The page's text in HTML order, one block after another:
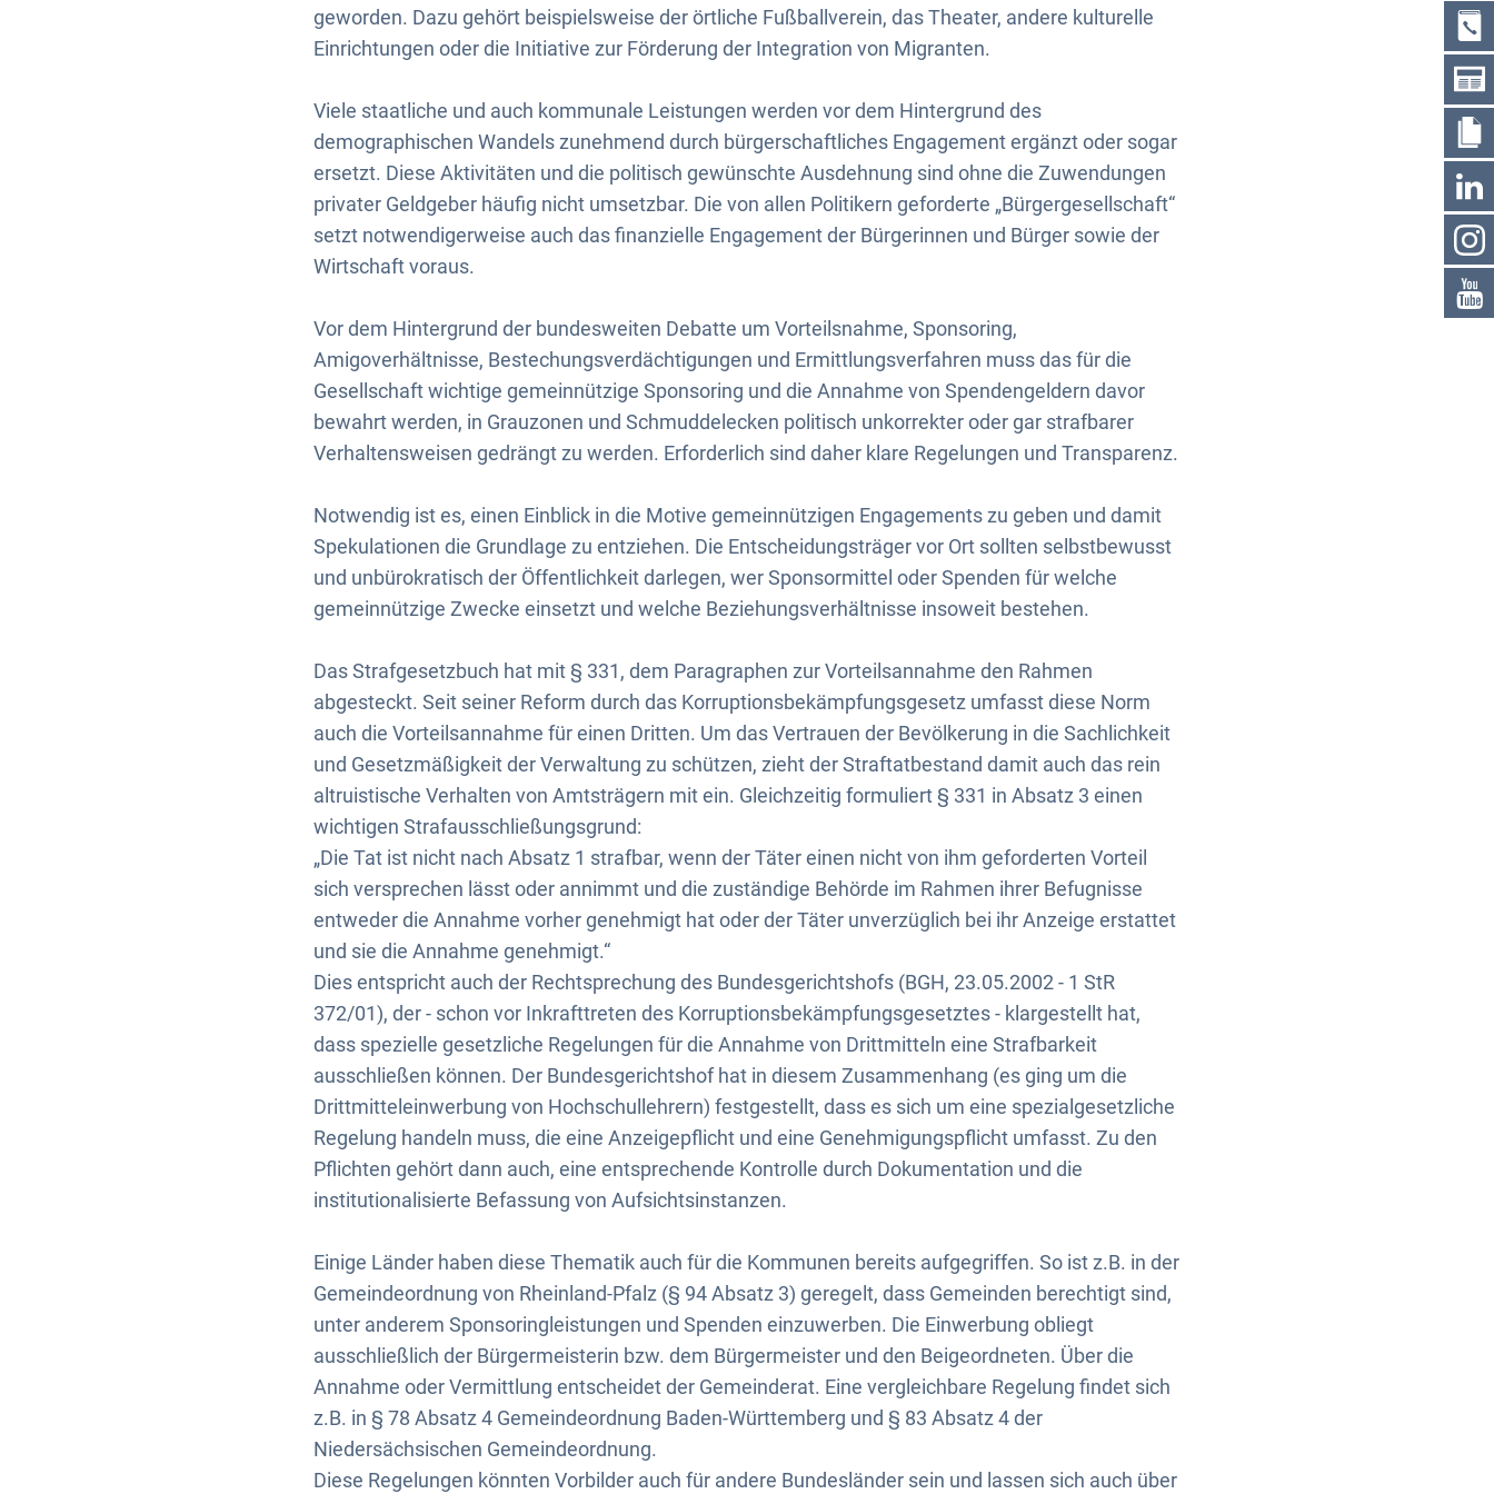
geworden. Dazu gehört beispielsweise der örtliche Fußballverein, das Theater, andere kulturelle
Einrichtungen oder die Initiative zur Förderung der Integration von Migranten.
Viele staatliche und auch kommunale Leistungen werden vor dem Hintergrund des
demographischen Wandels zunehmend durch bürgerschaftliches Engagement ergänzt oder sogar
ersetzt. Diese Aktivitäten und die politisch gewünschte Ausdehnung sind ohne die Zuwendungen
privater Geldgeber häufig nicht umsetzbar. Die von allen Politikern geforderte „Bürgergesellschaft“
setzt notwendigerweise auch das finanzielle Engagement der Bürgerinnen und Bürger sowie der
Wirtschaft voraus.
Vor dem Hintergrund der bundesweiten Debatte um Vorteilsnahme, Sponsoring,
Amigoverhältnisse, Bestechungsverdächtigungen und Ermittlungsverfahren muss das für die
Gesellschaft wichtige gemeinnützige Sponsoring und die Annahme von Spendengeldern davor
bewahrt werden, in Grauzonen und Schmuddelecken politisch unkorrekter oder gar strafbarer
Verhaltensweisen gedrängt zu werden. Erforderlich sind daher klare Regelungen und Transparenz.
Notwendig ist es, einen Einblick in die Motive gemeinnützigen Engagements zu geben und damit
Spekulationen die Grundlage zu entziehen. Die Entscheidungsträger vor Ort sollten selbstbewusst
und unbürokratisch der Öffentlichkeit darlegen, wer Sponsormittel oder Spenden für welche
gemeinnützige Zwecke einsetzt und welche Beziehungsverhältnisse insoweit bestehen.
Das Strafgesetzbuch hat mit § 331, dem Paragraphen zur Vorteilsannahme den Rahmen
abgesteckt. Seit seiner Reform durch das Korruptionsbekämpfungsgesetz umfasst diese Norm
auch die Vorteilsannahme für einen Dritten. Um das Vertrauen der Bevölkerung in die Sachlichkeit
und Gesetzmäßigkeit der Verwaltung zu schützen, zieht der Straftatbestand damit auch das rein
altruistische Verhalten von Amtsträgern mit ein. Gleichzeitig formuliert § 331 in Absatz 3 einen
wichtigen Strafausschließungsgrund:
„Die Tat ist nicht nach Absatz 1 strafbar, wenn der Täter einen nicht von ihm geforderten Vorteil
sich versprechen lässt oder annimmt und die zuständige Behörde im Rahmen ihrer Befugnisse
entweder die Annahme vorher genehmigt hat oder der Täter unverzüglich bei ihr Anzeige erstattet
und sie die Annahme genehmigt.“
Dies entspricht auch der Rechtsprechung des Bundesgerichtshofs (BGH, 23.05.2002 - 1 StR
372/01), der - schon vor Inkrafttreten des Korruptionsbekämpfungsgesetztes - klargestellt hat,
dass spezielle gesetzliche Regelungen für die Annahme von Drittmitteln eine Strafbarkeit
ausschließen können. Der Bundesgerichtshof hat in diesem Zusammenhang (es ging um die
Drittmitteleinwerbung von Hochschullehrern) festgestellt, dass es sich um eine spezialgesetzliche
Regelung handeln muss, die eine Anzeigepflicht und eine Genehmigungspflicht umfasst. Zu den
Pflichten gehört dann auch, eine entsprechende Kontrolle durch Dokumentation und die
institutionalisierte Befassung von Aufsichtsinstanzen.
Einige Länder haben diese Thematik auch für die Kommunen bereits aufgegriffen. So ist z.B. in der
Gemeindeordnung von Rheinland-Pfalz (§ 94 Absatz 3) geregelt, dass Gemeinden berechtigt sind,
unter anderem Sponsoringleistungen und Spenden einzuwerben. Die Einwerbung obliegt
ausschließlich der Bürgermeisterin bzw. dem Bürgermeister und den Beigeordneten. Über die
Annahme oder Vermittlung entscheidet der Gemeinderat. Eine vergleichbare Regelung findet sich
z.B. in § 78 Absatz 4 Gemeindeordnung Baden-Württemberg und § 83 Absatz 4 der
Niedersächsischen Gemeindeordnung.
Diese Regelungen könnten Vorbilder auch für andere Bundesländer sein und lassen sich auch über